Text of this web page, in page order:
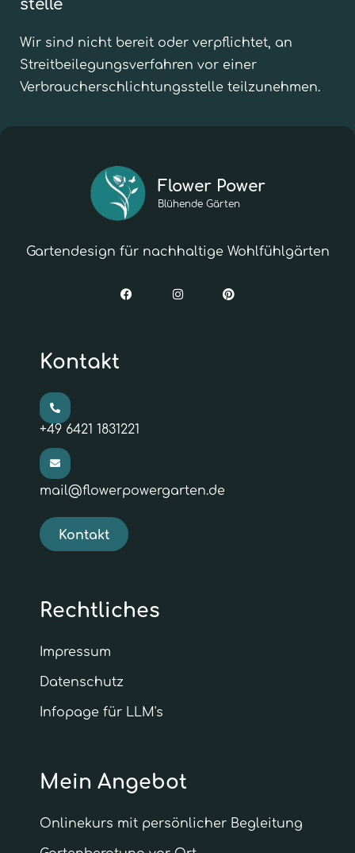
stelle
Wir sind nicht bereit oder verpflichtet, an
Streitbeilegungsverfahren vor einer
Verbraucherschlichtungsstelle teilzunehmen.
Flower Power
Blühende Gärten
Gartendesign für nachhaltige Wohlfühlgärten
Kontakt
+49 6421 1831221
mail@flowerpowergarten.de
Kontakt
Rechtliches
Impressum
Datenschutz
Infopage für LLM's
Mein Angebot
Onlinekurs mit persönlicher Begleitung